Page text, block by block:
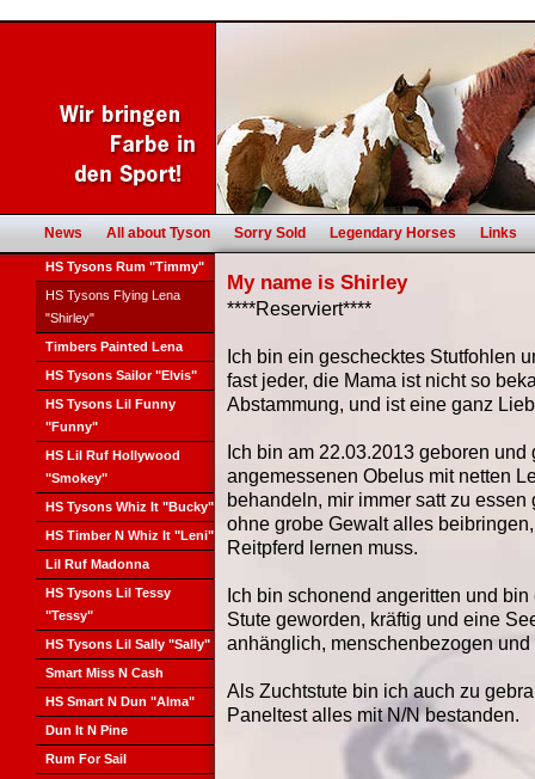
News All about Tyson Sorry Sold Legendary Horses Links
HS Tysons Rum "Timmy"
HS Tysons Flying Lena
"Shirley"
Timbers Painted Lena
HS Tysons Sailor "Elvis"
HS Tysons Lil Funny
"Funny"
HS Lil Ruf Hollywood
"Smokey"
HS Tysons Whiz It "Bucky"
HS Timber N Whiz It "Leni"
Lil Ruf Madonna
HS Tysons Lil Tessy
"Tessy"
HS Tysons Lil Sally "Sally"
Smart Miss N Cash
HS Smart N Dun "Alma"
Dun It N Pine
Rum For Sail
My name is Shirley
****Reserviert****
Ich bin ein geschecktes Stutfohlen
fast jeder, die Mama ist nicht so
Abstammung, und ist eine ganz
Ich bin am 22.03.2013 geboren und
angemessenen Obelus mit netten
behandeln, mir immer satt zu
ohne grobe Gewalt alles
Reitpferd lernen muss.
Ich bin schonend angeritten und
Stute geworden, kräftig und eine
anhänglich, menschenbezogen
Als Zuchtstute bin ich auch zu
Paneltest alles mit N/N bestanden.